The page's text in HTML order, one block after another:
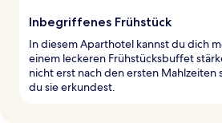
Inbegriffenes Frühstück
In diesem Aparthotel kannst du dich
einem leckeren Frühstücksbuffet
nicht erst nach den ersten Mahlzeiten
du sie erkundest.